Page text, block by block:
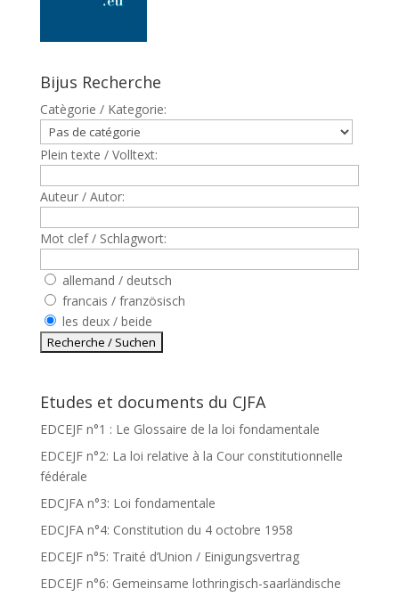
Bijus Recherche
Catègorie / Kategorie:
Plein texte / Volltext:
Auteur / Autor:
Mot clef / Schlagwort:
allemand / deutsch
francais / französisch
les deux / beide
Etudes et documents du CJFA
EDCEJF n°1 : Le Glossaire de la loi fondamentale
EDCEJF n°2: La loi relative à la Cour constitutionnelle
fédérale
EDCJFA n°3: Loi fondamentale
EDCJFA n°4: Constitution du 4 octobre 1958
EDCEJF n°5: Traité d’Union / Einigungsvertrag
EDCEJF n°6: Gemeinsame lothringisch-saarländische